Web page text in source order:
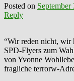
Posted on September
Reply
“Wir reden nicht, wir
SPD-Flyers zum
von Yvonne
fragliche terrorw-